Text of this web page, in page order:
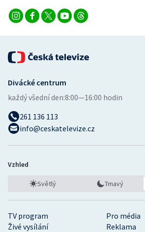
Stolní tenis
Veslování
Volejbal
TV program
Pro média
Živé vysílání
Reklama
Divácké centrum
každý všední den:8:00—16:00 hodin
261 136 113
info@ceskatelevize.cz
Vzhled
Světlý Tmavý